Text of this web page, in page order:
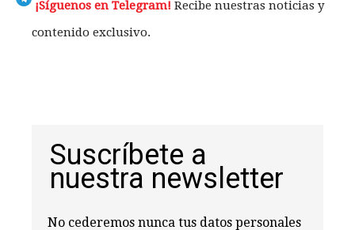
¡Síguenos en Telegram! Recibe nuestras noticias y
contenido exclusivo.
Suscríbete a
nuestra newsletter
No cederemos nunca tus datos personales